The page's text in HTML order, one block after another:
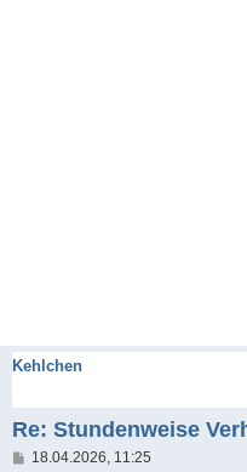
Kehlchen
Re: Stundenweise
B18.04.2026, 11:25